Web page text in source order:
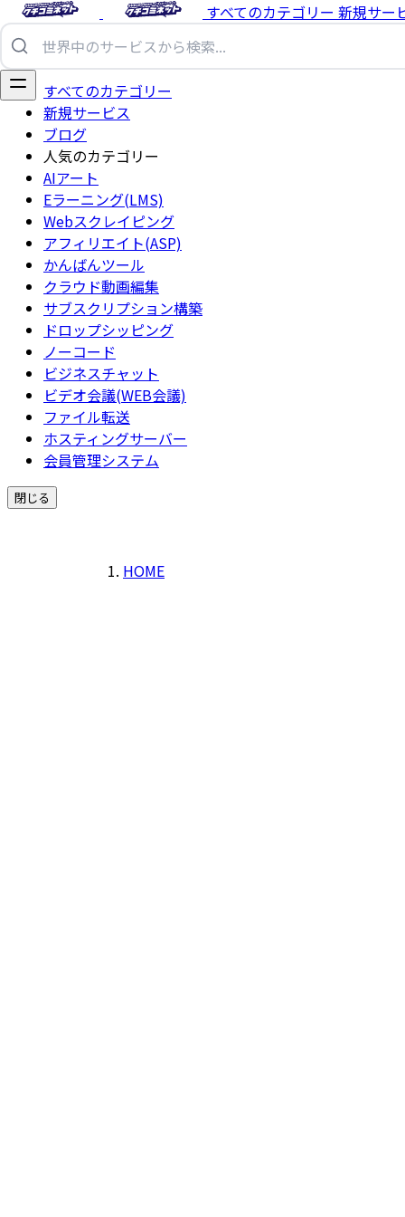
すべてのカテゴリー 新規サー
すべてのカテゴリー
新規サービス
ブログ
人気のカテゴリー
AIアート
Eラーニング(LMS)
Webスクレイピング
アフィリエイト(ASP)
かんばんツール
クラウド動画編集
サブスクリプション構築
ドロップシッピング
ノーコード
ビジネスチャット
ビデオ会議(WEB会議)
ファイル転送
ホスティングサーバー
会員管理システム
閉じる
HOME